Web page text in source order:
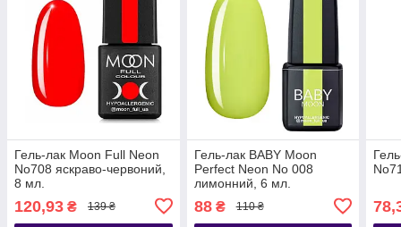
Гель-лак Moon Full Neon
No708 яскраво-червоний,
8 мл.
120,93 ₴ 139 ₴
Гель-лак BABY Moon
Perfect Neon No 008
лимонний, 6 мл.
88₴ 110 ₴